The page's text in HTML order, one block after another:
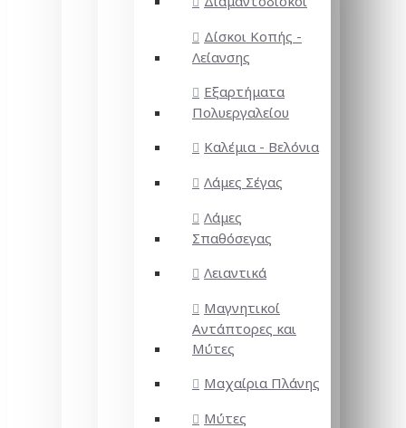
Δίσκοι Κοπής -
Λείανσης
Εξαρτήματα
Πολυεργαλείου
Καλέμια - Βελόνια
Λάμες Σέγας
Λάμες
Σπαθόσεγας
Λειαντικά
Μαγνητικοί
Αντάπτορες και
Μύτες
Μαχαίρια Πλάνης
Μύτες